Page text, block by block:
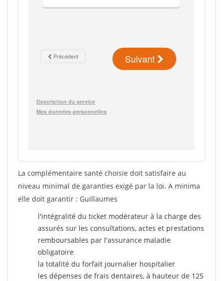
La complémentaire santé choisie doit satisfaire au
niveau minimal de garanties exigé par la loi. A minima
elle doit garantir : Guillaumes
l'intégralité du ticket modérateur à la charge des
assurés sur les consultations, actes et prestations
remboursables par l'assurance maladie
obligatoire
la totalité du forfait journalier hospitalier
les dépenses de frais dentaires, à hauteur de 125